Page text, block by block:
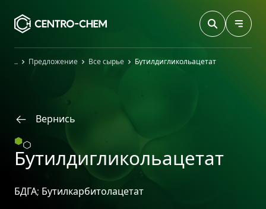
ГлавнаяПредложение Все сырье Бутилдигликольацетат
Вернись
Бутилдигликольацетат
БДГА; Бутилкарбитолацетат